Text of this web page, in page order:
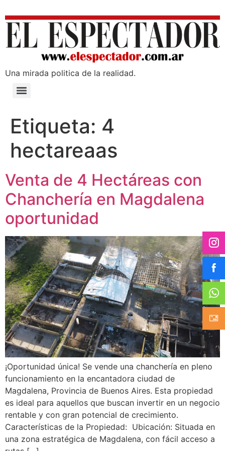
Una mirada poli­tica de la realidad.
Etiqueta: 4
hectareaas
Venta de 4 Hectáreas con
Chanchería en Magdalena
oportunidad
¡Oportunidad única! Se vende una chanchería en pleno
funcionamiento en la encantadora ciudad de
Magdalena, Provincia de Buenos Aires. Esta propiedad
es ideal para aquellos que buscan invertir en un negocio
rentable y con gran potencial de crecimiento.
Características de la Propiedad: Ubicación: Situada en
una zona estratégica de Magdalena, con fácil acceso a